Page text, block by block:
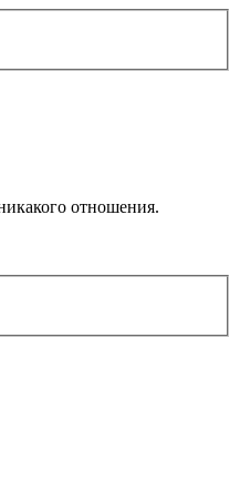
отношения.